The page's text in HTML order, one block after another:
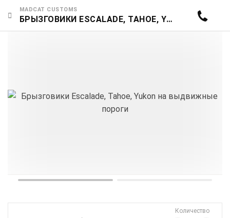
MADCAT CUSTOMS
БРЫЗГОВИКИ ESCALADE, TAHOE, YUKON НА ВЫДВИЖНЫЕ ПОРОГИ
Количество